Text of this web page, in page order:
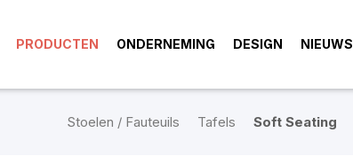
PRODUCTEN ONDERNEMING DESIGN NIEUWS
Stoelen / Fauteuils Tafels Soft Seating